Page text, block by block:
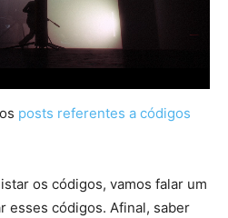
posts referentes a códigos
os códigos, vamos falar um
esses códigos. Afinal, saber